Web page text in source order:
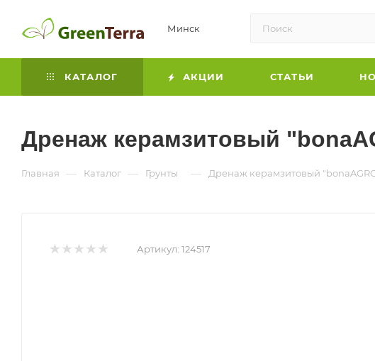
Минск
КАТАЛОГ АКЦИИ СТАТЬИ
Дренаж керамзитовый
Главная — Каталог — Грунты — Дренаж керамзитовый
Артикул: 124517